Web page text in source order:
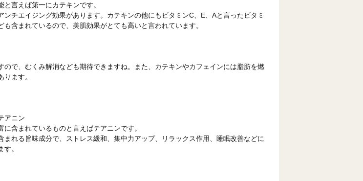
と言えば第一にカテキンです。
ンチエイジング効果があります。カテキンの他にもビタミンC、E、Aと言ったビタミ
も含まれているので、美肌効果がとても高いと言われています。
ので、むくみ解消なども期待できますね。また、カテキンやカフェインには脂肪を燃
ます。
アニン
に含まれているものと言えばテアニンです。
まれる旨味成分で、ストレス緩和、集中力アップ、リラックス作用、睡眠改善などに
。